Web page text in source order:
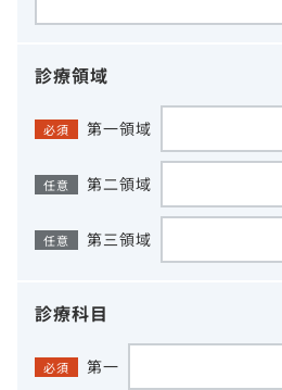
診療領域
必須 第一領域
任意 第二領域
任意 第三領域
診療科目
必須 第一